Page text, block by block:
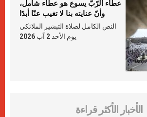
عطاء الرّبّ يسوع هو عطاء شامل،
وأنّ عنايته بنا لا تغيب عنّا أبدًا
النص الكامل لصلاة التبشير الملائكي
يوم الأحد 2 آب 2026
الأخبار الأكثر قراءة